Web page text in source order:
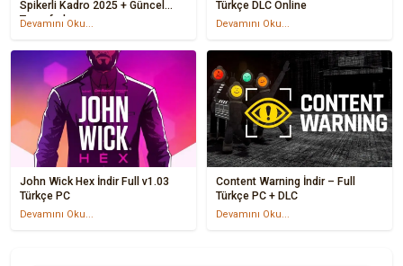
Spikerli Kadro 2025 + Güncel
Transferler
Devamını Oku...
Türkçe DLC Online
Devamını Oku...
John Wick Hex İndir Full v1.03
Türkçe PC
Devamını Oku...
Content Warning İndir – Full
Türkçe PC + DLC
Devamını Oku...